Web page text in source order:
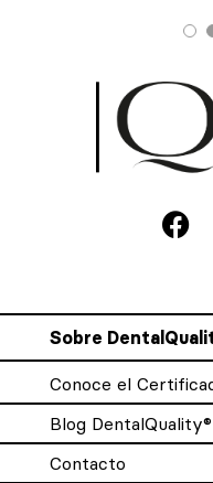
Sobre
Conoce el
Blog DentalQuality®
Contacto